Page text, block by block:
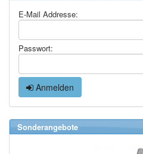
E-Mail Addresse:
Passwort:
Anmelden
Sonderangebote